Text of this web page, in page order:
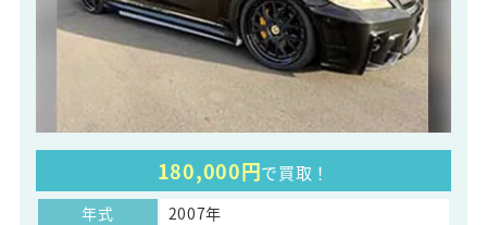
180,000円で買取！
年式
2007年